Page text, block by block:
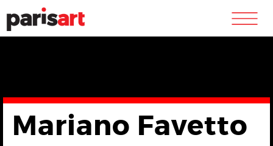
m
Mariano Favetto